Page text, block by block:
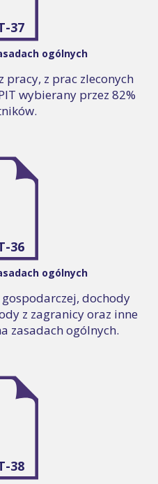
37
ogólnych
pracy, z prac zleconych
wybierany przez 82%
36
ogólnych
dochody
z zagranicy oraz inne
zasadach ogólnych.
38